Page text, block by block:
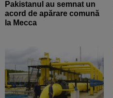
Pakistanul au semnat un
acord de apărare comună
la Mecca